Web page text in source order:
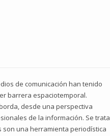
de comunicación han tenido
barrera espaciotemporal.
desde una perspectiva
de la información. Se trata
una herramienta periodística